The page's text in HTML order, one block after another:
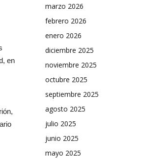
en
marzo 2026
febrero 2026
enero 2026
diciembre 2025
noviembre 2025
octubre 2025
septiembre 2025
agosto 2025
julio 2025
junio 2025
mayo 2025